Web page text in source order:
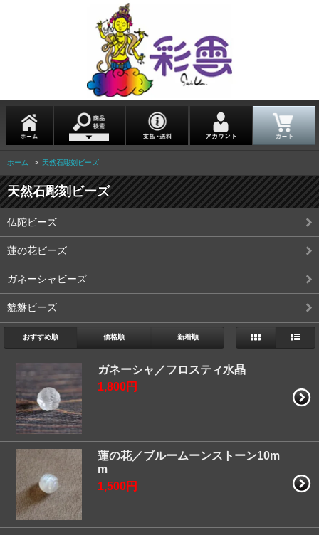
ホーム > 天然石彫刻ビーズ
天然石彫刻ビーズ
仏陀ビーズ
蓮の花ビーズ
ガネーシャビーズ
貔貅ビーズ
おすすめ順 価格順 新着順
ガネーシャ／フロスティ水晶
1,800円
蓮の花／ブルームーンストーン10m
m
1,500円